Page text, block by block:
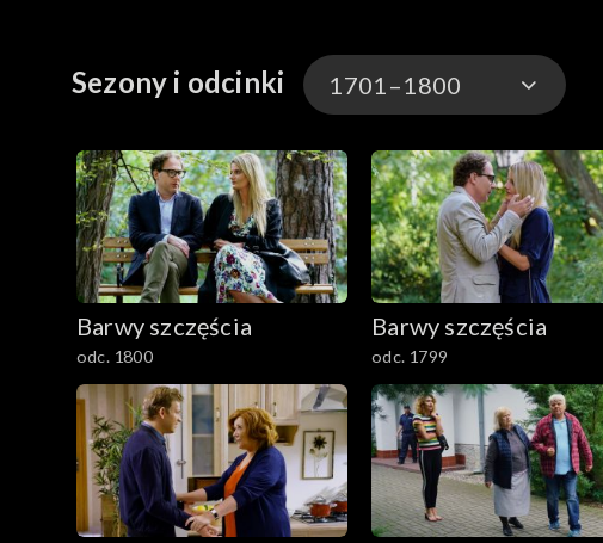
Sezony i odcinki 1701–1800
3301-3400
3201-3300
3101-3200
3001-3100
2901-3000
2801–2900
2701–2800
Barwy szczęścia
odc. 1800
Barwy szczęścia
odc. 1799